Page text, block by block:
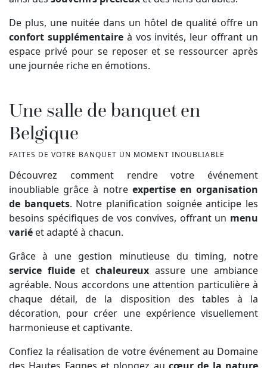
De plus, une nuitée dans un hôtel de qualité offre un
confort supplémentaireà vos invités, leur offrant un
espace privé pour se reposer et se ressourcer après
une journée riche en émotions.
Une salle de banquet en
Belgique
FAITES DE VOTRE BANQUET UN MOMENT INOUBLIABLE
Découvrez comment rendre votre événement
inoubliable grâce à notre expertise en organisation
de banquets. Notre planification soignée anticipe les
besoins spécifiques de vos convives, offrant un menu
varié et adapté à chacun.
Grâce à une gestion minutieuse du timing, notre
service fluideetchaleureux assure une ambiance
agréable. Nous accordons une attention particulière à
chaque détail, de la disposition des tables à la
décoration, pour créer une expérience visuellement
harmonieuse et captivante.
Confiez la réalisation de votre événement au Domaine